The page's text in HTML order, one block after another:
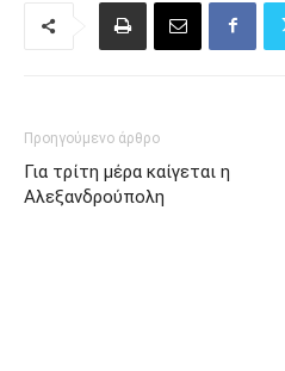
Προηγούμενο άρθρο
Για τρίτη μέρα καίγεται η
Αλεξανδρούπολη